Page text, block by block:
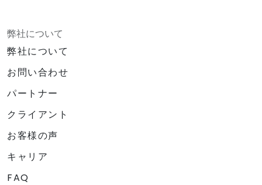
弊社について
弊社について
お問い合わせ
パートナー
クライアント
お客様の声
キャリア
FAQ